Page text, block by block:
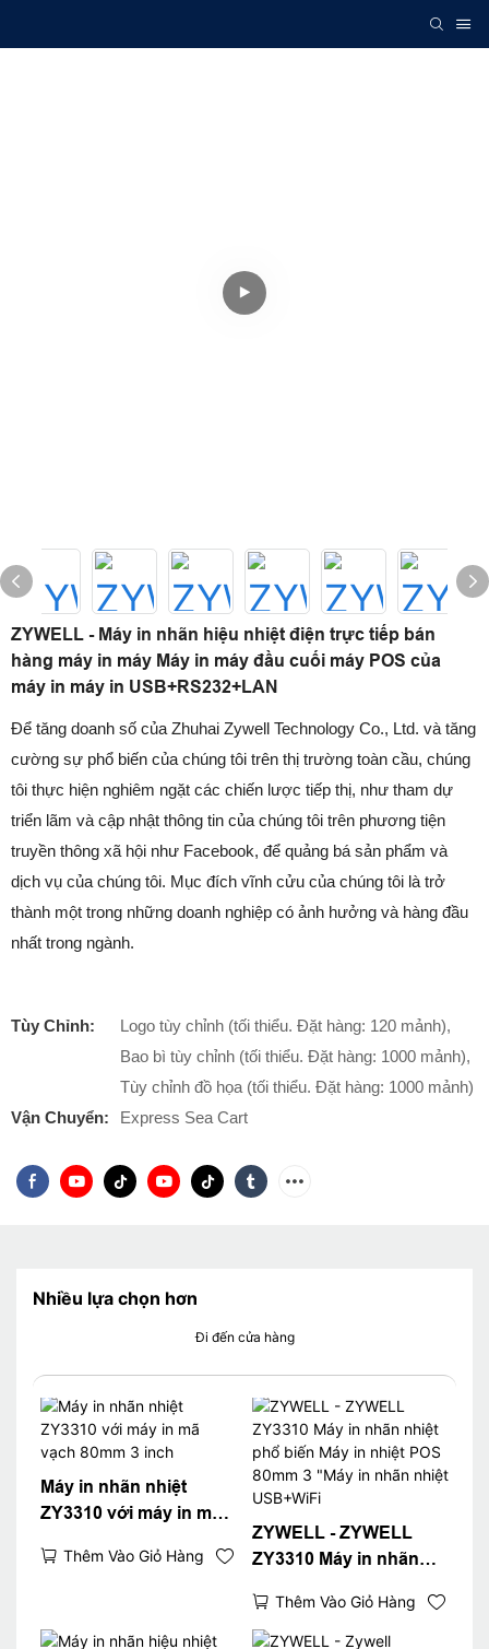
ZYWELL - Máy in nhãn hiệu nhiệt điện trực tiếp bán
hàng máy in máy Máy in máy đầu cuối máy POS của
máy in máy in USB+RS232+LAN
Để tăng doanh số của Zhuhai Zywell Technology Co., Ltd. và tăng
cường sự phổ biến của chúng tôi trên thị trường toàn cầu, chúng
tôi thực hiện nghiêm ngặt các chiến lược tiếp thị, như tham dự
triển lãm và cập nhật thông tin của chúng tôi trên phương tiện
truyền thông xã hội như Facebook, để quảng bá sản phẩm và
dịch vụ của chúng tôi. Mục đích vĩnh cửu của chúng tôi là trở
thành một trong những doanh nghiệp có ảnh hưởng và hàng đầu
nhất trong ngành.
Tùy Chỉnh:
Logo tùy chỉnh (tối thiểu. Đặt hàng: 120 mảnh),
Bao bì tùy chỉnh (tối thiểu. Đặt hàng: 1000 mảnh),
Tùy chỉnh đồ họa (tối thiểu. Đặt hàng: 1000 mảnh)
Vận Chuyển:
Express Sea Cart
Nhiều lựa chọn hơn
Đi đến cửa hàng
Máy in nhãn nhiệt
ZY3310 với máy in mã
Thêm Vào Giỏ Hàng
ZYWELL - ZYWELL
ZY3310 Máy in nhãn
nhiệt POS 80mm 3
"Máy in nhãn nhiệt
Thêm Vào Giỏ Hàng